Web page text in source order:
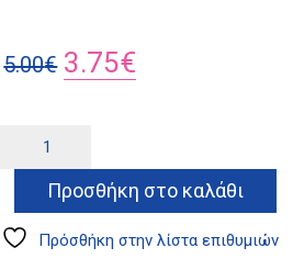
5.00€ Original
5.00€.
3.75€
είναι:
3.75€.
φύλα
ποσότηταΠροσθήκη στο καλάθι
Πρόσθήκη στην λίστα επιθυμιών